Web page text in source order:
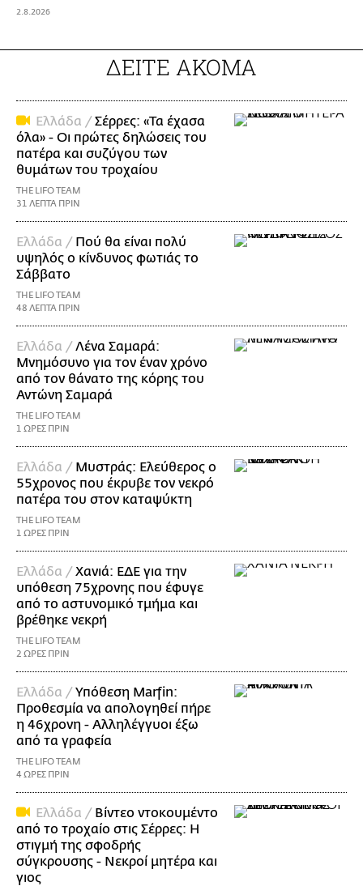
2.8.2026
ΔΕΙΤΕ ΑΚΟΜΑ
Ελλάδα /Σέρρες: «Τα έχασα
όλα» - Οι πρώτες δηλώσεις του
πατέρα και συζύγου των
θυμάτων του τροχαίου
THE LIFO TEAM
31 ΛΕΠΤΑ ΠΡΙΝ
Ελλάδα / Πού θα είναι πολύ
υψηλός ο κίνδυνος φωτιάς το
Σάββατο
THE LIFO TEAM
48 ΛΕΠΤΑ ΠΡΙΝ
Ελλάδα /Λένα Σαμαρά:
Μνημόσυνο για τον έναν χρόνο
από τον θάνατο της κόρης του
Αντώνη Σαμαρά
THE LIFO TEAM
1 ΩΡΕΣ ΠΡΙΝ
Ελλάδα / Μυστράς: Ελεύθερος ο
55χρονος που έκρυβε τον νεκρό
πατέρα του στον καταψύκτη
THE LIFO TEAM
1 ΩΡΕΣ ΠΡΙΝ
Ελλάδα /Χανιά: ΕΔΕ για την
υπόθεση 75χρονης που έφυγε
από το αστυνομικό τμήμα και
βρέθηκε νεκρή
THE LIFO TEAM
2 ΩΡΕΣ ΠΡΙΝ
Ελλάδα /Υπόθεση Marfin:
Προθεσμία να απολογηθεί πήρε
η 46χρονη - Αλληλέγγυοι έξω
από τα γραφεία
THE LIFO TEAM
4 ΩΡΕΣ ΠΡΙΝ
Ελλάδα / Βίντεο ντοκουμέντο
από το τροχαίο στις Σέρρες: Η
στιγμή της σφοδρής
σύγκρουσης - Νεκροί μητέρα και
γιος